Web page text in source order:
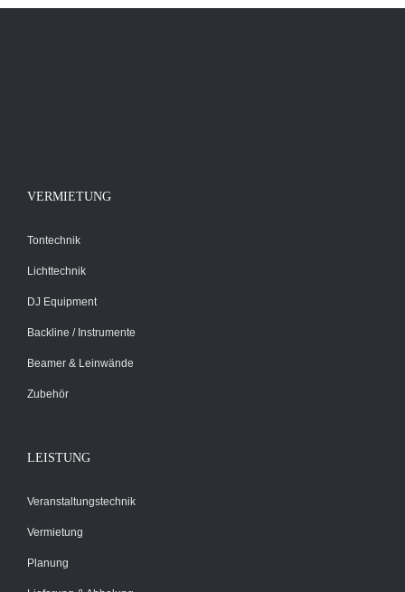
VERMIETUNG
Tontechnik
Lichttechnik
DJ Equipment
Backline / Instrumente
Beamer & Leinwände
Zubehör
LEISTUNG
Veranstaltungstechnik
Vermietung
Planung